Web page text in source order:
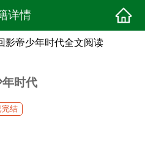
详情
影帝少年时代全文阅读
时代
完结